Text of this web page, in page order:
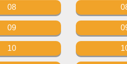
08
09
10